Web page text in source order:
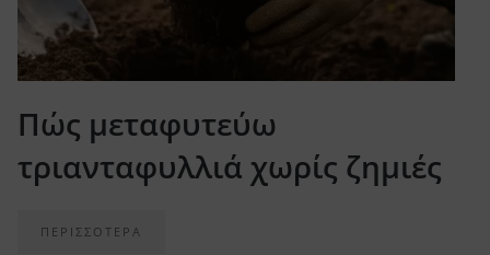
Πώς μεταφυτεύω
τριανταφυλλιά χωρίς ζημιές
ΠΕΡΙΣΣΟΤΕΡΑ